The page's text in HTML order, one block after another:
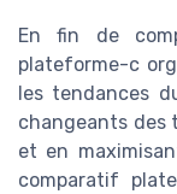
En fin de
plateforme-c
les tendances
changeants des
et en
comparatif